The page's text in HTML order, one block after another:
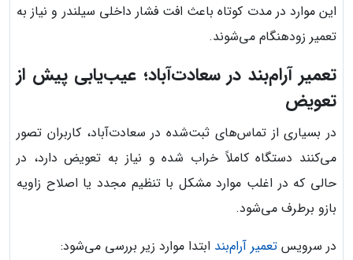
این موارد در مدت کوتاه باعث افت فشار داخلی سیلندر و نیاز به
تعمیر زودهنگام می‌شوند.
تعمیر آرام‌بند در سعادت‌آباد؛ عیب‌یابی پیش از
تعویض
در بسیاری از تماس‌های ثبت‌شده در سعادت‌آباد، کاربران تصور
می‌کنند دستگاه کاملاً خراب شده و نیاز به تعویض دارد، در
حالی که در اغلب موارد مشکل با تنظیم مجدد یا اصلاح زاویه
بازو برطرف می‌شود.
در سرویس تعمیر آرام‌بند ابتدا موارد زیر بررسی می‌شود: